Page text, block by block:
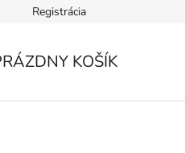
Registrácia
KOŠÍK